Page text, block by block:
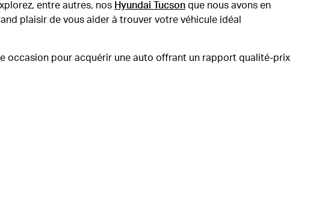
entre autres, nos Hyundai Tucson que nous avons en
plaisir de vous aider à trouver votre véhicule idéal
occasion pour acquérir une auto offrant un rapport qualité-prix